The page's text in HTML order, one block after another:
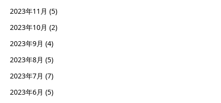
2023年11月 (5)
2023年10月 (2)
2023年9月 (4)
2023年8月 (5)
2023年7月 (7)
2023年6月 (5)